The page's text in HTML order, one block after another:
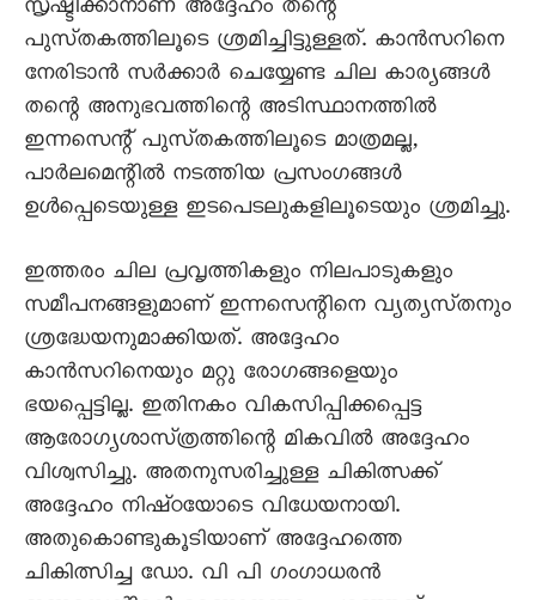
സൃഷ്ടിക്കാനാണ്‌ അദ്ദേഹം തന്റെ
പുസ്‌തകത്തിലൂടെ ശ്രമിച്ചിട്ടുള്ളത്‌. കാൻസറിനെ
നേരിടാൻ സർക്കാർ ചെയ്യേണ്ട ചില കാര്യങ്ങൾ
തന്റെ അനുഭവത്തിന്റെ അടിസ്ഥാനത്തിൽ
ഇന്നസെന്റ്‌ പുസ്‌തകത്തിലൂടെ മാത്രമല്ല,
പാർലമെന്റിൽ നടത്തിയ പ്രസംഗങ്ങൾ
ഉൾപ്പെടെയുള്ള ഇടപെടലുകളിലൂടെയും ശ്രമിച്ചു.
ഇത്തരം ചില പ്രവൃത്തികളും നിലപാടുകളും
സമീപനങ്ങളുമാണ്‌ ഇന്നസെന്റിനെ വ്യത്യസ്‌തനും
ശ്രദ്ധേയനുമാക്കിയത്‌. അദ്ദേഹം
കാൻസറിനെയും മറ്റു രോഗങ്ങളെയും
ഭയപ്പെട്ടില്ല. ഇതിനകം വികസിപ്പിക്കപ്പെട്ട
ആരോഗ്യശാസ്‌ത്രത്തിന്റെ മികവിൽ അദ്ദേഹം
വിശ്വസിച്ചു. അതനുസരിച്ചുള്ള ചികിത്സക്ക്‌
അദ്ദേഹം നിഷ്‌ഠയോടെ വിധേയനായി.
അതുകൊണ്ടുകൂടിയാണ്‌ അദ്ദേഹത്തെ
ചികിത്സിച്ച ഡോ. വി പി ഗംഗാധരൻ